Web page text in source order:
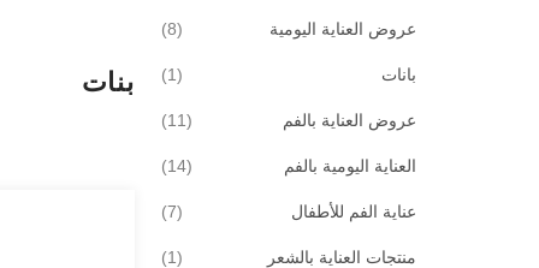
بنات
عروض العناية اليومية 8قطع
بانات 1قطعة
عروض العناية بالفم 11قطع
العناية اليومية بالفم 14قطع
عناية الفم للأطفال 7قطع
منتجات العناية بالشعر 1قطعة